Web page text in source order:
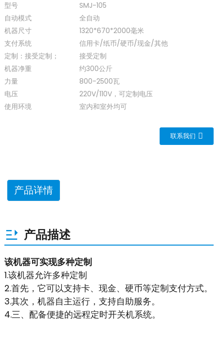
型号
SMJ-105
自动模式
全自动
机器尺寸
1320*670*2000毫米
支付系统
信用卡/纸币/硬币/现金/其他
定制：接受定制；
接受定制
机器净重
约300公斤
力量
800-2500瓦
电压
220V/110V，可定制电压
使用环境
室内和室外均可
联系我们
产品详情
产品描述
该机器可实现多种定制
1.该机器允许多种定制
2.首先，它可以支持卡、现金、硬币等定制支付方式。
3.其次，机器自主运行，支持自助服务。
4.三、配备便捷的远程定时开关机系统。